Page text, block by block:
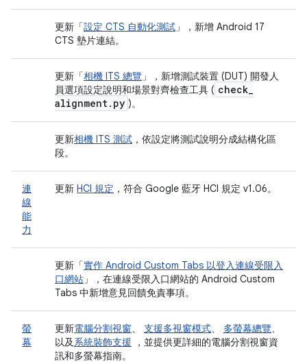
更新「設定 CTS 自動化測試 」，新增 Android 17
CTS 墊片連結。
更新「相機 ITS 總覽 」，新增測試裝置 (DUT) 開發人
員選項設定說明和場景對齊檢查工具 ( check_
alignment. py )。
更新相機 ITS 測試 ，依設定將測試說明分成結構化區
段。
連
線
能
力
更新 HCI 規定 ，符合 Google 藍牙 HCI 規定 v1.06。
更新「實作 Android Custom Tabs 以登入連線受限入
口網站 」，在連線受限入口網站的 Android Custom
Tabs 中新增意見回饋免責事項。
螢
幕
更新電腦分割視窗、 支援多視窗模式、 多螢幕總覽、
以及系統裝飾支援 ，並提供更詳細的電腦分割視窗資
訊和多螢幕指南。